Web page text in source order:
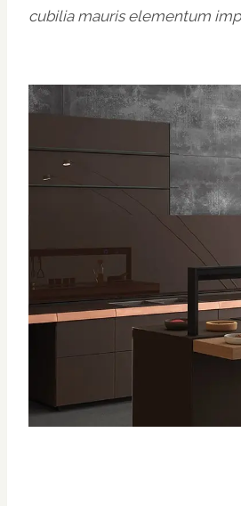
cubilia mauris elementum